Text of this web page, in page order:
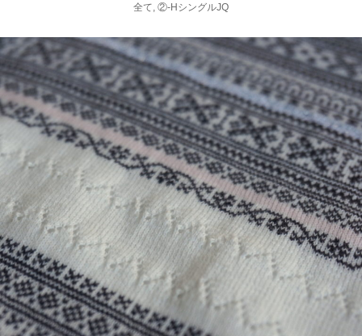
全て, ②-HシングルJQ